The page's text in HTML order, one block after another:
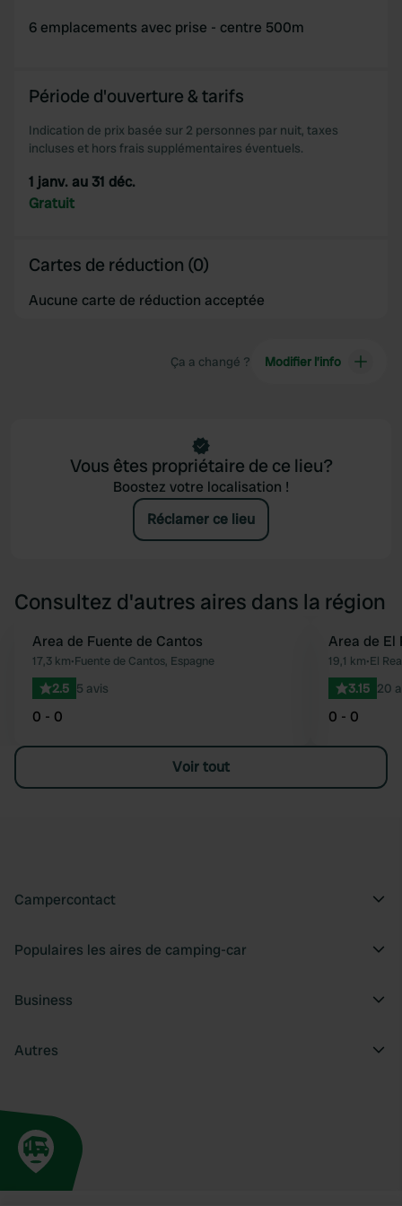
6 emplacements avec prise - centre 500m
Période d'ouverture & tarifs
Indication de prix basée sur 2 personnes par nuit, taxes
incluses et hors frais supplémentaires éventuels.
1 janv. au 31 déc.
Gratuit
Cartes de réduction (0)
Aucune carte de réduction acceptée
Ça a changé ? Modifier l’info
Vous êtes propriétaire de ce lieu?
Boostez votre localisation !
Réclamer ce lieu
Consultez d'autres aires dans la région
Préféré
Area de Fuente de Cantos
17,3 km•Fuente de Cantos, Espagne
2.5 5 avis
0 - 0
Area de El
19,1 km•El
3.15 20
0 - 0
Voir tout
Campercontact
Populaires les aires de camping-car
Business
Autres